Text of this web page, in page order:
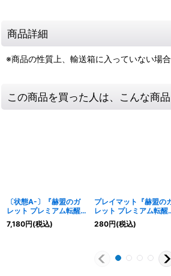
商品詳細
※商品の性質上、輸送箱に入っていない場合
この商品を買った人は、こんな商
〔状態A-〕『赫盟のガ
レット プレミアム転醒
BOX(PB14)』【-】{-}
《サプライ》
7,180円(税込)
プレイマット『赫盟の
レット プレミアム転醒
BOX付属』【-】{-}《サ
プライ》
280円(税込)